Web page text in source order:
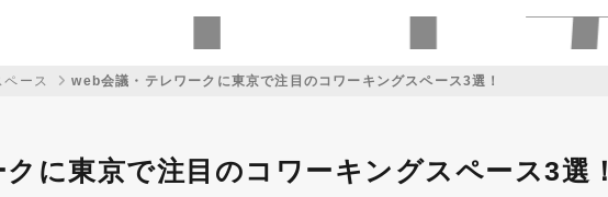
ペース web会議・テレワークに東京で注目のコワーキングスペース3選！
に東京で注目のコワーキングスペース3選！